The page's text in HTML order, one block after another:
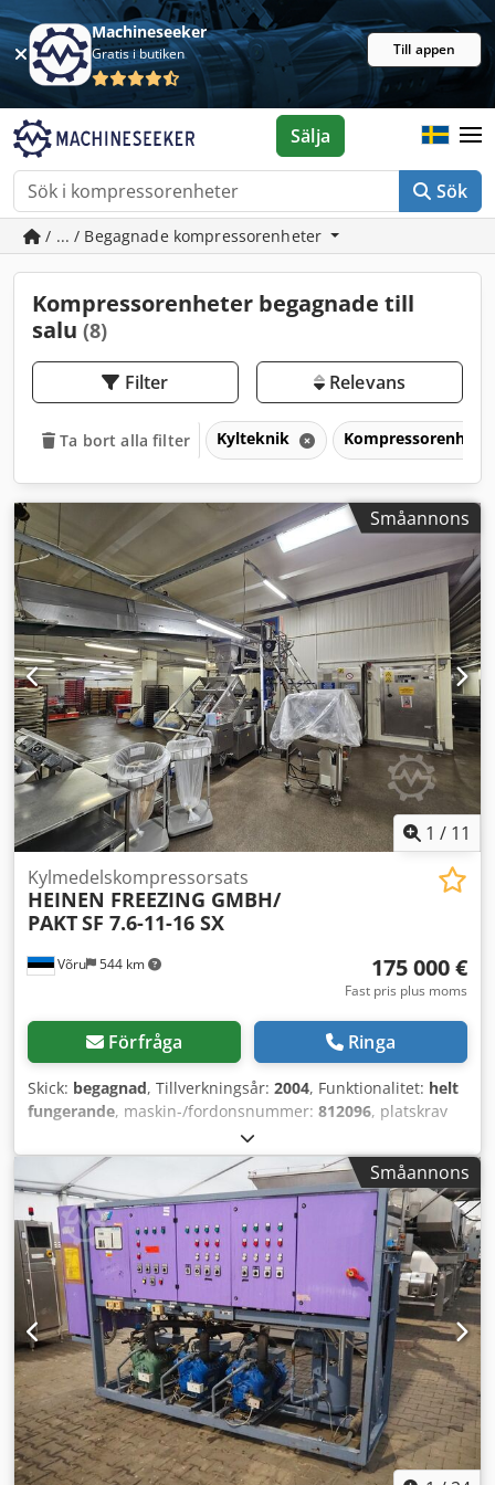
Machineseeker
Gratis i butiken Till appen
Sök
Sälja
/ ... / Begagnade kompressorenheter
Kompressorenheter begagnade till
salu (8)
Filter Relevans
Ta bort alla filter Kylteknik
Småannons
1 / 11
Võru 544 km
Kylmedelskompressorsats
HEINEN FREEZING GMBH/
PAKTSF 7.6-11-16 SX
175 000 €
Fast pris plus moms
Förfråga Ringa
Skick: begagnad, Tillverkningsår: 2004, Funktionalitet: helt
fungerande, maskin-/fordonsnummer: 812096, platskrav
, krävd bredd:
mm, effekt:34,5 kW (46,91 hk), bränsletyp:elektrisk,
volymflöde:
130 000 m³/h, omgivningstemperatur (max.):
32 °C, ljudnivå:95 dB, typ av kylning:luft
, Utrustning:
dokumentation / manual , INDUSTRIELL SPIRALFRYS TILL
SALU Vi erbjuder en högkvalitativ industriell spiralfryst
från Heinen Freezing GmbH, tillverkad 2004 och designad
för kontinuerlig infrysning i storskalig
livsmedelsproduktion. Detta robusta system levererar
pålitlig prestanda och lång livslängd med
industrikomponenter och ingenjörsdesign. Total
kylkapacitet: 172 kW Kompressorenhet ingår: BITZER
HSK451-70(Y) semihermetisk skruvkompressor. 4 stycken
ingår. Motoreffekt: 55,1 kW Credpox Hhwkofx Ah Tjf
Spänning: 400 V / 3-fas / 50 Hz Luftkyld kondensor:
Småannons